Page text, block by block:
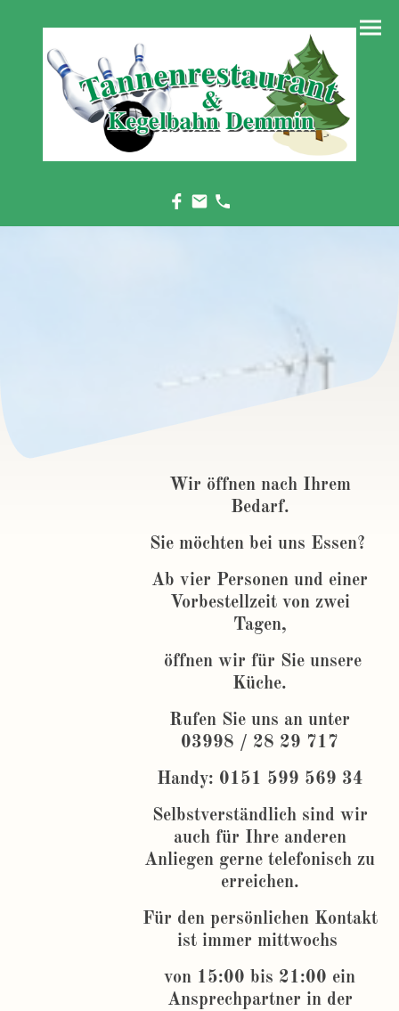
Wir öffnen nach Ihrem
Bedarf.
Sie möchten bei uns Essen?
Ab vier Personen und einer
Vorbestellzeit von zwei
Tagen,
öffnen wir für Sie unsere
Küche.
Rufen Sie uns an unter
03998 / 28 29 717
Handy: 0151 599 569 34
Selbstverständlich sind wir
auch für Ihre anderen
Anliegen gerne telefonisch zu
erreichen.
Für den persönlichen Kontakt
ist immer mittwochs
von 15:00 bis 21:00 ein
Ansprechpartner in der